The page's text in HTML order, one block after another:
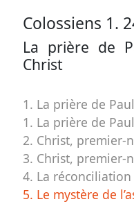
Colossiens 1.
La prière de
Christ
1. La prière de
1. La prière de
2. Christ, premier-
3. Christ, premier-
4. La réconciliation
5. Le mystère de
erreur
aux
coûts
du
site